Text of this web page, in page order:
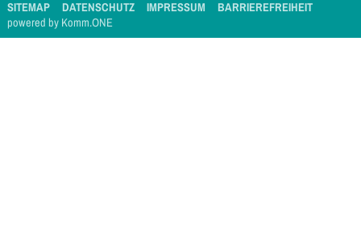
SITEMAP DATENSCHUTZ IMPRESSUM
BARRIEREFREIHEIT
powered by Komm.ONE